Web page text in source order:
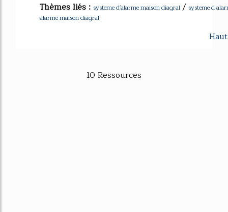
Thèmes liés : systeme d'alarme maison diagral / systeme d
alarme maison diagral
10 Ressources